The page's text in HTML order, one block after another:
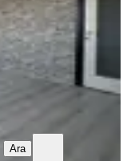
Ara